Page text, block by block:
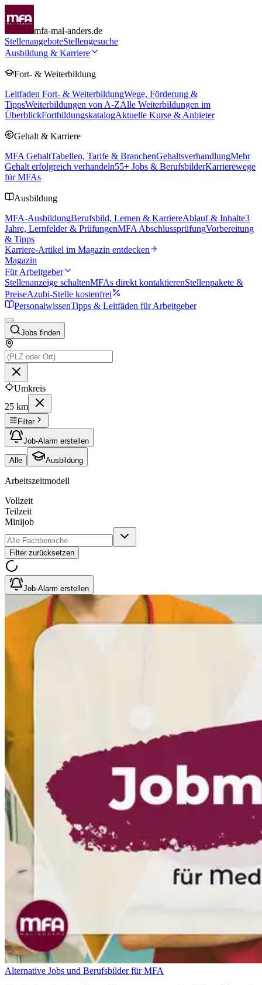
mfa-mal-anders.de
StellenangeboteStellengesuche
Ausbildung & Karriere
Fort- & Weiterbildung
Leitfaden Fort- & WeiterbildungWege, Förderung &
TippsWeiterbildungen von A-ZAlle Weiterbildungen im
ÜberblickFortbildungskatalogAktuelle Kurse & Anbieter
Gehalt & Karriere
MFA GehaltTabellen, Tarife & BranchenGehaltsverhandlungMehr
Gehalt erfolgreich verhandeln55+ Jobs & BerufsbilderKarrierewege
für MFAs
Ausbildung
MFA-AusbildungBerufsbild, Lernen & KarriereAblauf & Inhalte3
Jahre, Lernfelder & PrüfungenMFA AbschlussprüfungVorbereitung
& Tipps
Karriere-Artikel im Magazin entdecken
Magazin
Für Arbeitgeber
Stellenanzeige schaltenMFAs direkt kontaktierenStellenpakete &
PreiseAzubi-Stelle kostenfrei
PersonalwissenTipps & Leitfäden für Arbeitgeber
Jobs finden
Umkreis
25 km
Filter
Job-Alarm erstellen
Alle Ausbildung
Arbeitszeitmodell
Vollzeit
Teilzeit
Minijob
Filter zurücksetzen
Job-Alarm erstellen
Alternative Jobs und Berufsbilder für MFA